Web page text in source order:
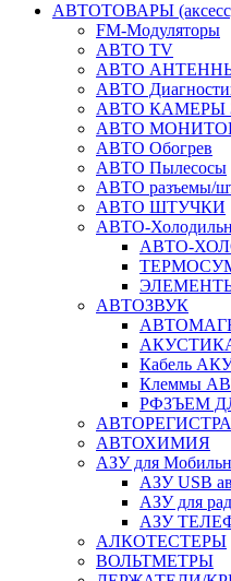
АВТОТОВАРЫ
FM-Модуляторы
АВТО TV
АВТО
АВТО
АВТО КАМЕРЫ
АВТО
АВТО Обогрев
АВТО Пылесосы
АВТО разъемы/
АВТО ШТУЧКИ
АВТО-
АВТО-
АВТОЗВУК
Кабель
Клеммы
РФЗЪЕМ
АВТОХИМИЯ
АЗУ для
АЗУ USB
АЗУ для
АЗУ
АЛКОТЕСТЕРЫ
ВОЛЬТМЕТРЫ